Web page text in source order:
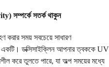
সম্পর্কে সতর্ক থাকুন
করার সময় সবচেয়ে সাধারণ
ডক্সিসাইক্লিন আপনার ত্বককে UV
করে তুলতে পারে, যা অল্প সময়ের মধ্যে